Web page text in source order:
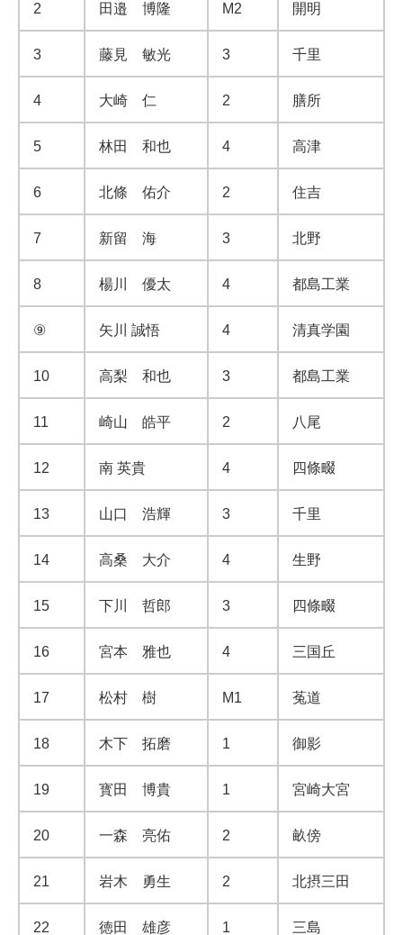
2 田邉 博隆 M2 開明
3 藤見 敏光 3 千里
4 大崎 仁 2 膳所
5 林田 和也 4 高津
6 北條 佑介 2 住吉
7 新留 海 3 北野
8 楊川 優太 4 都島工業
⑨ 矢川 誠悟 4 清真学園
10 高梨 和也 3 都島工業
11 崎山 皓平 2 八尾
12 南 英貴 4 四條畷
13 山口 浩輝 3 千里
14 高桑 大介 4 生野
15 下川 哲郎 3 四條畷
16 宮本 雅也 4 三国丘
17 松村 樹 M1 菟道
18 木下 拓磨 1 御影
19 寳田 博貴 1 宮崎大宮
20 一森 亮佑 2 畝傍
21 岩木 勇生 2 北摂三田
22 徳田 雄彦 1 三島